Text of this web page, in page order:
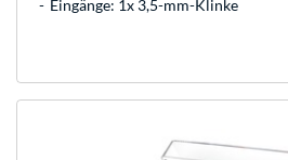
Eingänge: 1x 3,5-mm-Klinke